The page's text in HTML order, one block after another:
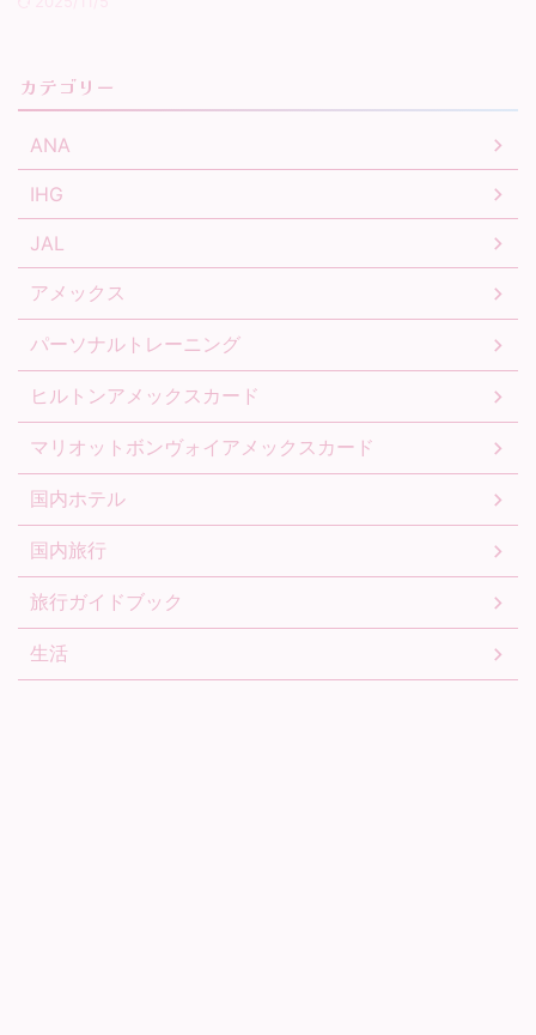
カテゴリー
ANA
IHG
JAL
アメックス
パーソナルトレーニング
ヒルトンアメックスカード
マリオットボンヴォイアメックスカード
国内ホテル
国内旅行
旅行ガイドブック
生活